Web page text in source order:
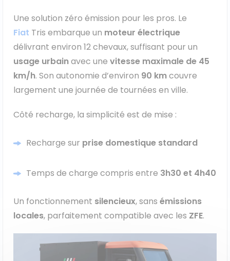
Une solution zéro émission pour les pros. Le
Fiat Tris embarque un moteur électrique
délivrant environ 12 chevaux, suffisant pour un
usage urbainavec une vitesse maximale de 45
km/h. Son autonomie d’environ 90 kmcouvre
largement une journée de tournées en ville.
Côté recharge, la simplicité est de mise :
Recharge sur prise domestique standard
Temps de charge compris entre 3h30 et 4h40
Un fonctionnement silencieux, sans émissions
locales, parfaitement compatible avec les ZFE.